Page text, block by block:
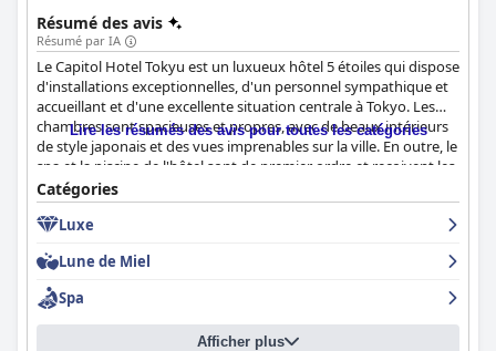
Résumé des avis
Résumé par IA
Le Capitol Hotel Tokyu est un luxueux hôtel 5 étoiles qui dispose
d'installations exceptionnelles, d'un personnel sympathique et
accueillant et d'une excellente situation centrale à Tokyo. Les
chambres sont spacieuses et propres, avec de beaux intérieurs
de style japonais et des vues imprenables sur la ville. En outre, le
spa et la piscine de l'hôtel sont de premier ordre et reçoivent les
éloges des clients. L'hôtel est particulièrement apprécié par les
clients qui apprécient l'ambiance luxueuse et les services de
qualité fournis par un personnel professionnel et
s'accordent à dire que
choix pour ceux qui recherchent une expérience mémorable et
vraiment exclusive à Tokyo. Dans l'ensemble, les clients
recommandent vivement cet hôtel et sont impatients d'y
Lire les résumés des avis pour toutes les catégories
Catégories
Luxe
Lune de Miel
Spa
Afficher plus